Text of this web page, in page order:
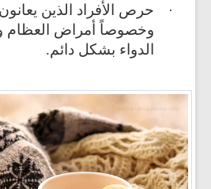
·
حرص الأفراد الذين
وخصوصاً أمراض العظام
الدواء بشكل دائم.